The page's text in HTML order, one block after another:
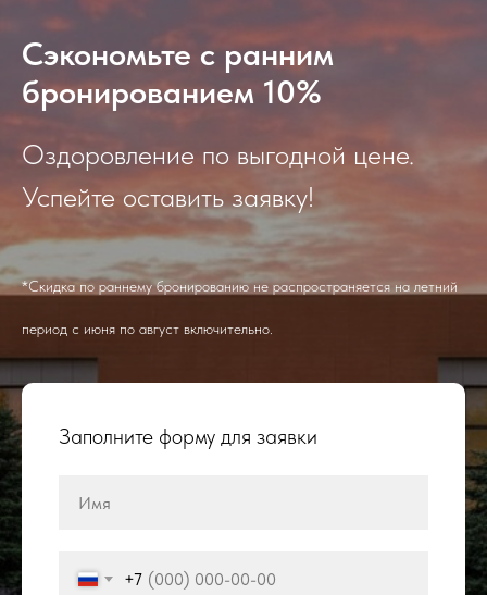
Сэкономьте с ранним
бронированием 10%
Оздоровление по выгодной цене.
Успейте оставить заявку!
*Скидка по раннему бронированию не распространяется на летний
период с июня по август включительно.
Заполните форму для заявки
+7